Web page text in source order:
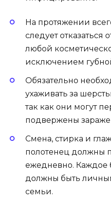
На протяжении
следует отказаться
любой
исключением
Обязательно
ухаживать за
так как они могут
подвержены
Смена, стирка и
полотенец должны
ежедневно. Каждое
должны быть
семьи.